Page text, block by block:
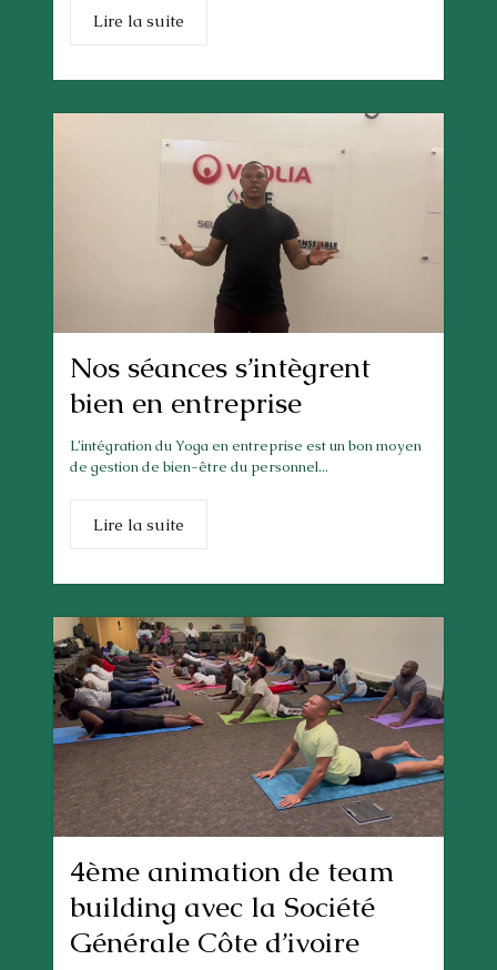
Lire la suite
Nos séances s’intègrent
bien en entreprise
L’intégration du Yoga en entreprise est un bon moyen
de gestion de bien-être du personnel...
Lire la suite
4ème animation de team
building avec la Société
Générale Côte d’ivoire